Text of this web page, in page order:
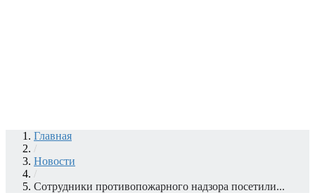
Главная
/
Новости
/
Сотрудники противопожарного надзора посетили...